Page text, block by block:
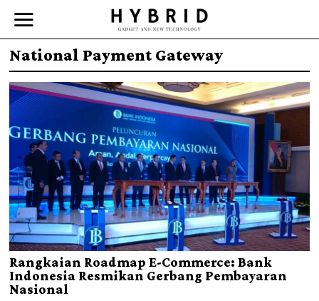
National Payment Gateway
Rangkaian Roadmap E-Commerce: Bank
Indonesia Resmikan Gerbang Pembayaran
Nasional